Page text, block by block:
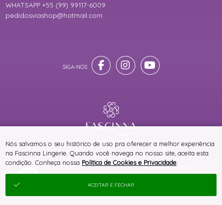
SITE 100% SEGURO PLATAFORMA B2B
WHATSAPP +55 (99) 99117-6009
pedidosviashop@hotmail.com
® TODOS DIREITOS RESERVADOS
Nós salvamos o seu histórico de uso pra oferecer a melhor experiência
na Fascinna Lingerie. Quando você navega no nosso site, aceita esta
condição. Conheça nossa Política de Cookies e Privacidade
ACEITAR E FECHAR